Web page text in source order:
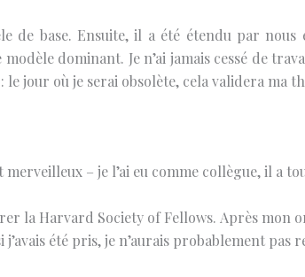
de base. Ensuite, il a été étendu par
dominant. Je n’ai jamais cessé de
jour où je serai obsolète, cela validera ma
– je l’ai eu comme collègue, il a
la Harvard Society of Fellows. Après mon
j’avais été pris, je n’aurais probablement